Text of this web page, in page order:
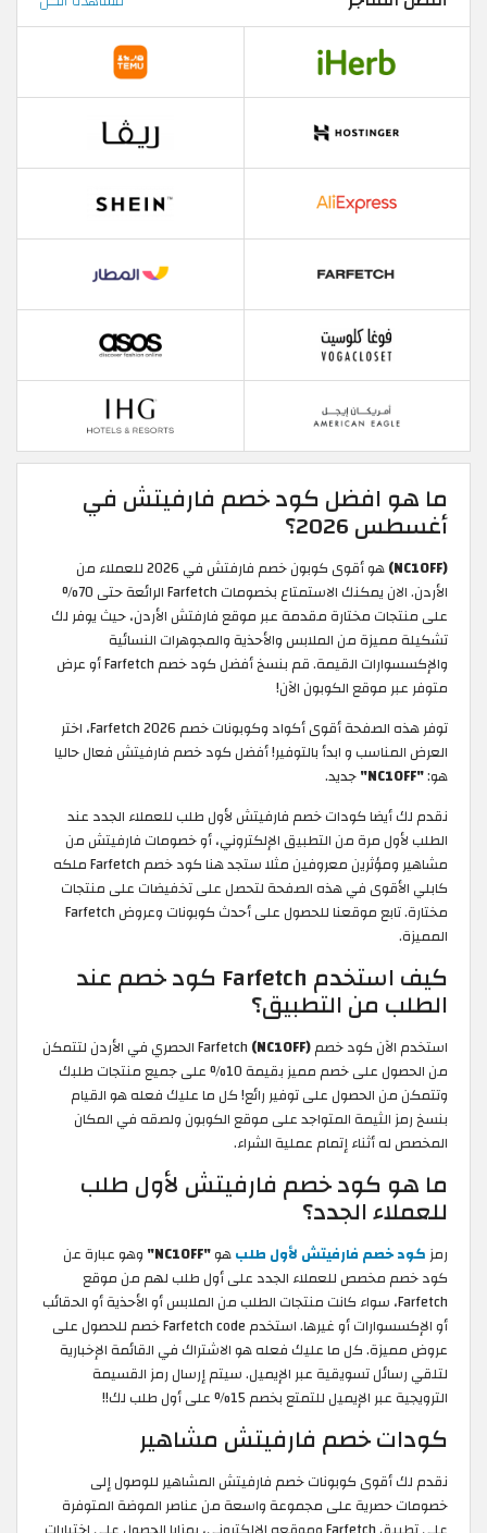
ما هو افضل كود خصم فارفيتش في
أغسطس 2026؟
(NC10FF)
هو أقوى كوبون خصم فارفتش في 2026 للعملاء من
الأردن. الان يمكنك الاستمتاع بخصومات Farfetch الرائعة حتى 70%
على منتجات مختارة مقدمة عبر موقع فارفتش الأردن، حيث يوفر لك
تشكيلة مميزة من الملابس والأحذية والمجوهرات النسائية
والإكسسوارات القيمة. قم بنسخ أفضل كود خصم Farfetch أو عرض
متوفر عبر موقع الكوبون الآن!
توفر هذه الصفحة أقوى أكواد وكوبونات خصم Farfetch 2026، اختر
العرض المناسب و ابدأ بالتوفير! أفضل كود خصم فارفيتش فعال حاليا
هو:"NC10FF"
جديد.
نقدم لك أيضا كودات خصم فارفيتش لأول طلب للعملاء الجدد عند
الطلب لأول مرة من التطبيق الإلكتروني، أو خصومات فارفيتش من
مشاهير ومؤثرين معروفين مثلا ستجد هنا كود خصم Farfetch ملكه
كابلي الأقوى في هذه الصفحة لتحصل على تخفيضات على منتجات
مختارة. تابع موقعنا للحصول على أحدث كوبونات وعروض Farfetch
المميزة.
كيف استخدم Farfetch كود خصم عند
الطلب من التطبيق؟
استخدم الآن كود خصم Farfetch(NC10FF)
الحصري في الأردن لتتمكن
من الحصول على خصم مميز بقيمة 10% على جميع منتجات طلبك
وتتمكن من الحصول على توفير رائع! كل ما عليك فعله هو القيام
بنسخ رمز الثيمة المتواجد على موقع الكوبون ولصقه في المكان
المخصص له أثناء إتمام عملية الشراء.
ما هو كود خصم فارفيتش لأول طلب
للعملاء الجدد؟
رمزكود خصم فارفيتش لأول طلبهو"NC10FF"
وهو عبارة عن
كود خصم مخصص للعملاء الجدد على أول طلب لهم من موقع
Farfetch، سواء كانت منتجات الطلب من الملابس أو الأحذية أو الحقائب
أو الإكسسوارات أو غيرها. استخدم Farfetch code خصم للحصول على
عروض مميزة. كل ما عليك فعله هو الاشتراك في القائمة الإخبارية
لتلقي رسائل تسويقية عبر الإيميل. سيتم إرسال رمز القسيمة
الترويجية عبر الإيميل للتمتع بخصم 15% على أول طلب لك!!
كودات خصم فارفيتش مشاهير
نقدم لك أقوى كوبونات خصم فارفيتش المشاهير للوصول إلى
خصومات حصرية على مجموعة واسعة من عناصر الموضة المتوفرة